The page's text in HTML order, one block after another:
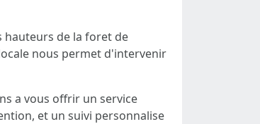
hauteurs de la foret de
nous permet d'intervenir
a vous offrir un service
et un suivi personnalise